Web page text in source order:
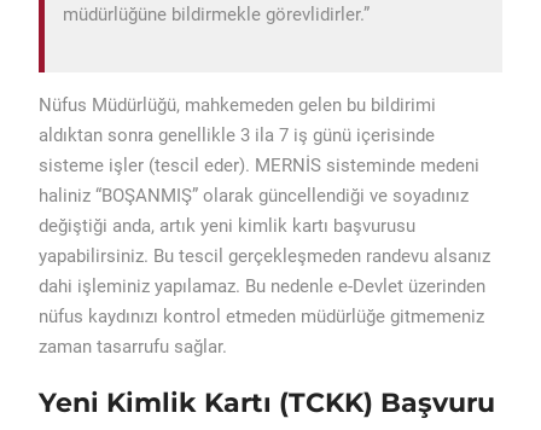
müdürlüğüne bildirmekle görevlidirler.”
Nüfus Müdürlüğü, mahkemeden gelen bu bildirimi
aldıktan sonra genellikle 3 ila 7 iş günü içerisinde
sisteme işler (tescil eder). MERNİS sisteminde medeni
haliniz “BOŞANMIŞ” olarak güncellendiği ve soyadınız
değiştiği anda, artık yeni kimlik kartı başvurusu
yapabilirsiniz. Bu tescil gerçekleşmeden randevu alsanız
dahi işleminiz yapılamaz. Bu nedenle e-Devlet üzerinden
nüfus kaydınızı kontrol etmeden müdürlüğe gitmemeniz
zaman tasarrufu sağlar.
Yeni Kimlik Kartı (TCKK) Başvuru